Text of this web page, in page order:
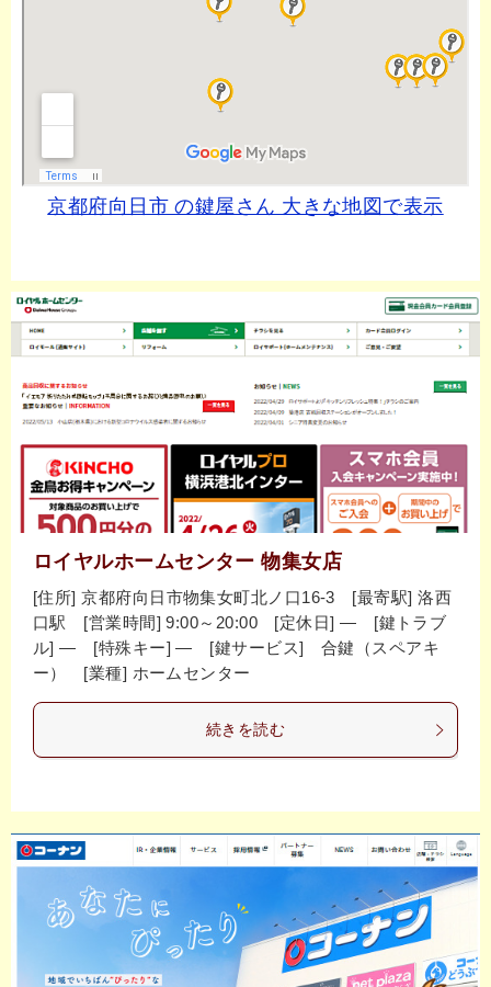
京都府向日市 の鍵屋さん 大きな地図で表示
ロイヤルホームセンター 物集女店
[住所] 京都府向日市物集女町北ノ口16-3 [最寄駅] 洛西
口駅 [営業時間] 9:00～20:00 [定休日] ― [鍵トラブ
ル] ― [特殊キー] ― [鍵サービス] 合鍵（スペアキ
ー） [業種] ホームセンター
続きを読む